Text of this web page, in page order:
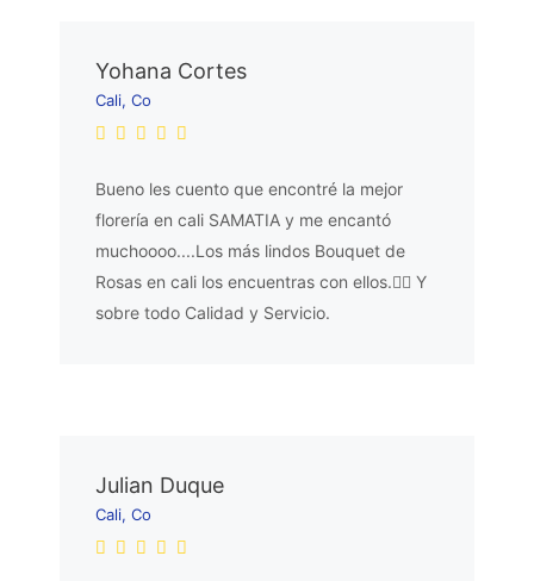
Yohana Cortes
Cali, Co
Bueno les cuento que encontré la mejor
florería en cali SAMATIA y me encantó
muchoooo....Los más lindos Bouquet de
Rosas en cali los encuentras con ellos.👌🏼 Y
sobre todo Calidad y Servicio.
Julian Duque
Cali, Co